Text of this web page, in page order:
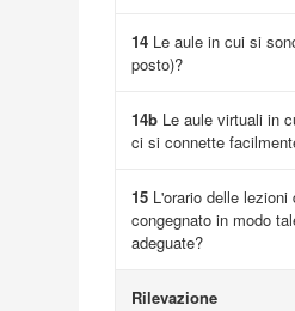
14 Le aule in cui si
posto)?
14b Le aule virtuali in
ci si connette
15 L'orario delle
congegnato in modo
adeguate?
Rilevazione